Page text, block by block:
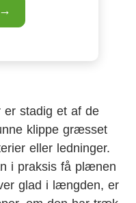
er stadig et af de
klippe græsset
eller ledninger.
i praksis få plænen
glad i længden, er